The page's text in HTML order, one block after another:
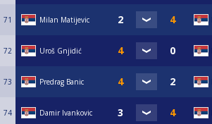
71 Milan Matijevic
72 Uroš Gnjidić
73 Predrag Banic
74 Damir Ivankovic